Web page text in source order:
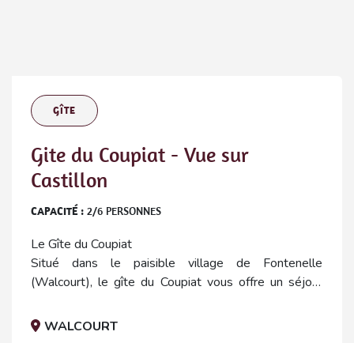
GÎTE
Gite du Coupiat - Vue sur
Castillon
CAPACITÉ : 2/6 PERSONNES
Le Gîte du Coupiat
Situé dans le paisible village de Fontenelle
(Walcourt), le gîte du Coupiat vous offre un séjour
compagnies sont les bienvenus.
WALCOURT